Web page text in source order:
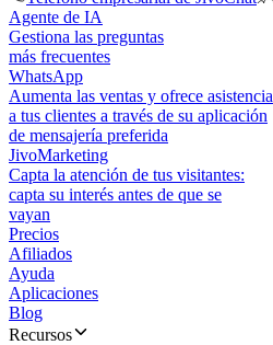
Agente de IA
Gestiona las preguntas
más frecuentes
WhatsApp
Aumenta las ventas y ofrece asistencia
a tus clientes a través de su aplicación
de mensajería preferida
JivoMarketing
Capta la atención de tus visitantes:
capta su interés antes de que se
vayan
Precios
Afiliados
Ayuda
Aplicaciones
Blog
Recursos